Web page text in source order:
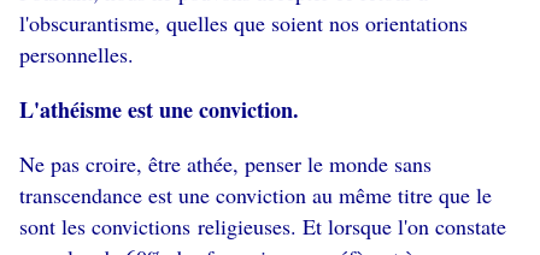
l'obscurantisme, quelles que soient nos orientations
personnelles.
L'athéisme est une conviction.
Ne pas croire, être athée, penser le monde sans
transcendance est une conviction au même titre que le
sont les convictions religieuses. Et lorsque l'on constate